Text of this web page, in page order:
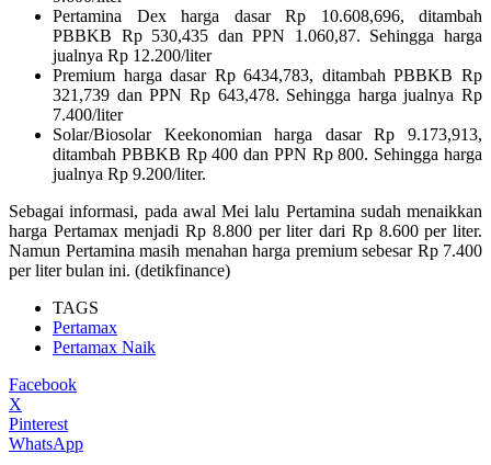
Pertamina Dex harga dasar Rp 10.608,696, ditambah
PBBKB Rp 530,435 dan PPN 1.060,87. Sehingga harga
jualnya Rp 12.200/liter
Premium harga dasar Rp 6434,783, ditambah PBBKB Rp
321,739 dan PPN Rp 643,478. Sehingga harga jualnya Rp
7.400/liter
Solar/Biosolar Keekonomian harga dasar Rp 9.173,913,
ditambah PBBKB Rp 400 dan PPN Rp 800. Sehingga harga
jualnya Rp 9.200/liter.
Sebagai informasi, pada awal Mei lalu Pertamina sudah menaikkan
harga Pertamax menjadi Rp 8.800 per liter dari Rp 8.600 per liter.
Namun Pertamina masih menahan harga premium sebesar Rp 7.400
per liter bulan ini. (detikfinance)
TAGS
Pertamax
Pertamax Naik
Facebook
X
Pinterest
WhatsApp